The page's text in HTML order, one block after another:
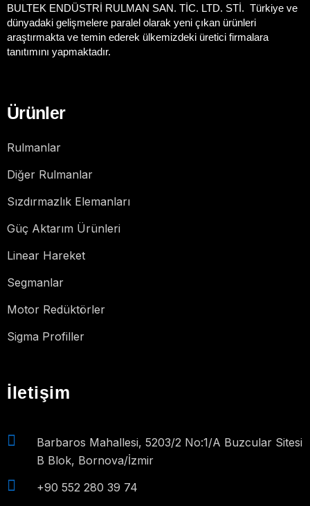
BULTEK ENDÜSTRİ RULMAN SAN. TİC. LTD. STİ. Türkiye ve
dünyadaki gelişmelere paralel olarak yeni çıkan ürünleri
araştırmakta ve temin ederek ülkemizdeki üretici firmalara
tanıtımını yapmaktadır.
Ürünler
Rulmanlar
Diğer Rulmanlar
Sızdırmazlık Elemanları
Güç Aktarım Ürünleri
Linear Hareket
Segmanlar
Motor Redüktörler
Sigma Profiller
İletişim
Barbaros Mahallesi, 5203/2 No:1/A Buzcular Sitesi
B Blok, Bornova/İzmir
+90 552 280 39 74